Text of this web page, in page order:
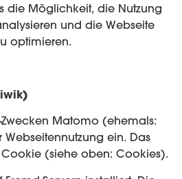
die Möglichkeit, die Nutzung
und die Webseite
optimieren.
Zwecken Matomo (ehemals:
Webseitennutzung ein. Das
Cookie (siehe oben: Cookies).